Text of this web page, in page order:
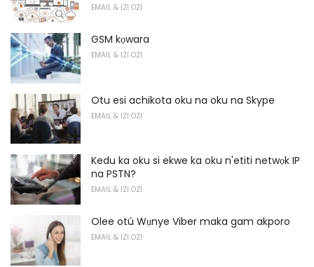
EMAIL & IZI OZI
GSM kọwara
EMAIL & IZI OZI
Otu esi achikota oku na oku na Skype
EMAIL & IZI OZI
Kedu ka oku si ekwe ka oku n'etiti netwọk IP
na PSTN?
EMAIL & IZI OZI
Olee otú Wụnye Viber maka gam akporo
EMAIL & IZI OZI